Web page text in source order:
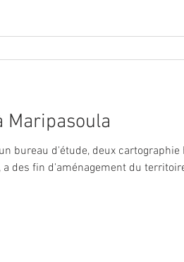
Maripasoula
bureau d'étude, deux cartographie
des fin d'aménagement du